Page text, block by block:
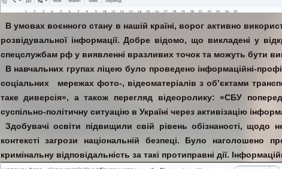
В умовах воєнного стану в нашій країні, ворог активно
розвідувальної інформації. Добре відомо, що викладені у
спецслужбам рф у виявленні вразливих точок та можуть бути
В навчальних групах ліцею було проведено інформаційні-
соціальних мережах фото-, відеоматеріалів з об’єктами
таке диверсія», а також перегляд відеоролику: «СБУ
суспільно-політичну ситуацію в Україні через активізацію
Здобувачі освіти підвищили свій рівень обізнаності, щодо
контексті загрози національній безпеці. Було наголошено
кримінальну відповідальність за такі протиправні дії.